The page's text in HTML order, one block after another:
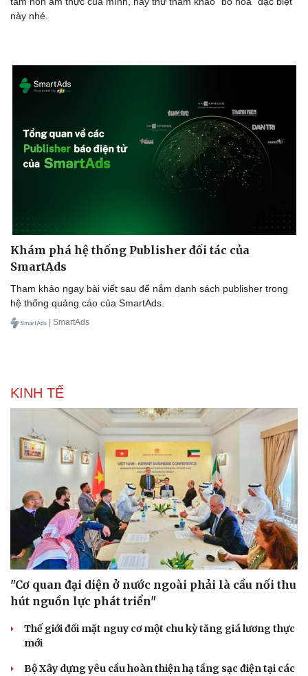
Thông tin doanh nghiệp
Doanh nghiệp 24h
Doanh nhân
Sành điệu
Chuyển đổi số
này nhé.
Khám phá hệ thống Publisher đối tác của
SmartAds
Tham khảo ngay bài viết sau để nắm danh sách publisher trong
hệ thống quảng cáo của SmartAds.
| SmartAds
KINH TẾ
"Cơ quan đại diện ở nước ngoài phải là cầu nối thu
hút nguồn lực phát triển"
Thế giới đối mặt nguy cơ một chu kỳ tăng giá lương thực
mới
Bộ Xây dựng yêu cầu hoàn thiện hạ tầng sạc điện tại các